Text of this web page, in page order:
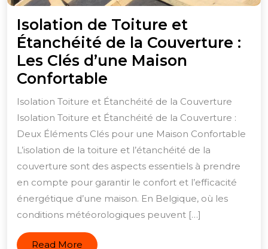
Isolation de Toiture et
Étanchéité de la Couverture :
Les Clés d’une Maison
Confortable
de
Toiture
et
Étanchéité
de
la
Couverture
:
Isolation Toiture et Étanchéité de la Couverture
Isolation Toiture et Étanchéité de la Couverture :
Deux Éléments Clés pour une Maison Confortable
L’isolation de la toiture et l’étanchéité de la
couverture sont des aspects essentiels à prendre
en compte pour garantir le confort et l’efficacité
énergétique d’une maison. En Belgique, où les
conditions météorologiques peuvent […]
Read More Read